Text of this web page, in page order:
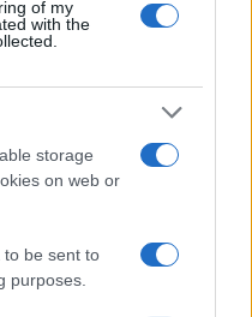
of my
with the
storage
on web or
to be sent to
purposes.